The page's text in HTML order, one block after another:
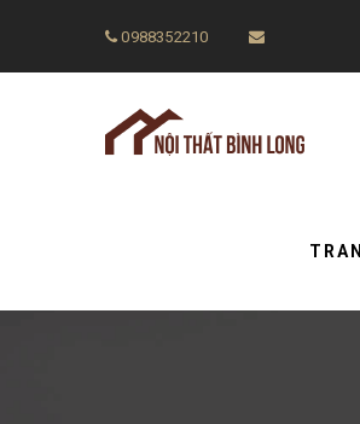
0988352210